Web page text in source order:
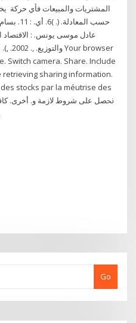
المشتريات والمبيعات فأي حركة
ﺣﺴﺐ
ﻋﺎدل ﻣﻮﺳﻰ ﯾﻮﻧﺲ. : اﻻﻗﺘﺼﺎد
Switch camera. Share. Include
sharing information.
Go